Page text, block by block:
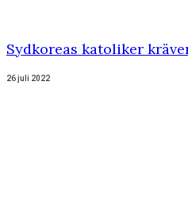
Sydkoreas katoliker
26 juli 2022